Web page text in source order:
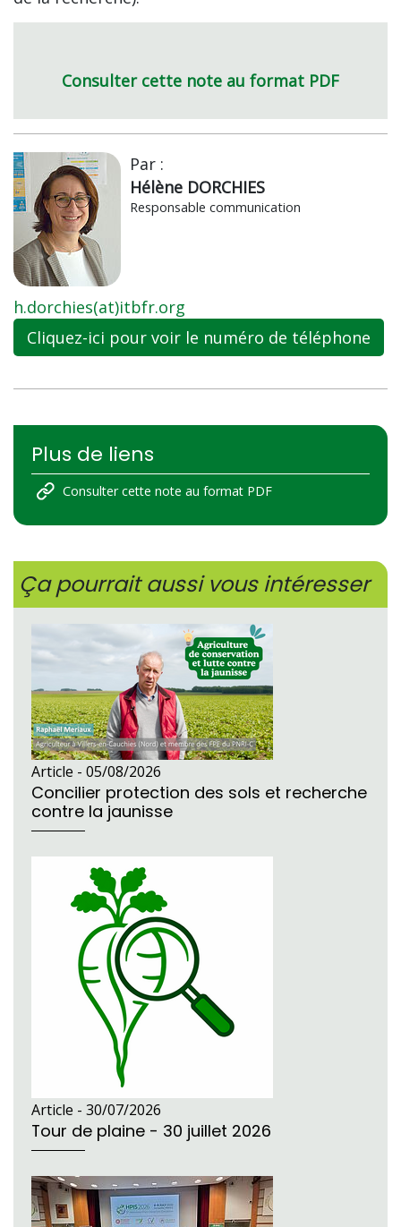
Consulter cette note au format PDF
Par :
Hélène DORCHIES
Responsable communication
h.dorchies(at)itbfr.org
Cliquez-ici pour voir le numéro de téléphone
Plus de liens
Consulter cette note au format PDF
Ça pourrait aussi vous intéresser
Article - 05/08/2026
Concilier protection des sols et recherche
contre la jaunisse
Article - 30/07/2026
Tour de plaine - 30 juillet 2026